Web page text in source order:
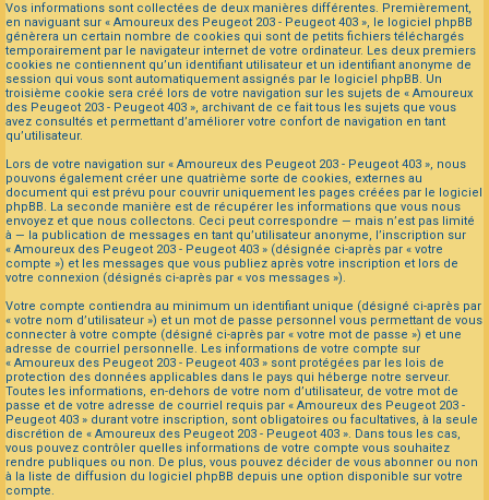
Vos informations sont collectées de deux manières différentes. Premièrement,
en naviguant sur « Amoureux des Peugeot 203 - Peugeot 403 », le logiciel phpBB
génèrera un certain nombre de cookies qui sont de petits fichiers téléchargés
temporairement par le navigateur internet de votre ordinateur. Les deux premiers
cookies ne contiennent qu’un identifiant utilisateur et un identifiant anonyme de
session qui vous sont automatiquement assignés par le logiciel phpBB. Un
troisième cookie sera créé lors de votre navigation sur les sujets de « Amoureux
des Peugeot 203 - Peugeot 403 », archivant de ce fait tous les sujets que vous
avez consultés et permettant d’améliorer votre confort de navigation en tant
qu’utilisateur.
Lors de votre navigation sur « Amoureux des Peugeot 203 - Peugeot 403 », nous
pouvons également créer une quatrième sorte de cookies, externes au
document qui est prévu pour couvrir uniquement les pages créées par le logiciel
phpBB. La seconde manière est de récupérer les informations que vous nous
envoyez et que nous collectons. Ceci peut correspondre — mais n’est pas limité
à — la publication de messages en tant qu’utilisateur anonyme, l’inscription sur
« Amoureux des Peugeot 203 - Peugeot 403 » (désignée ci-après par « votre
compte ») et les messages que vous publiez après votre inscription et lors de
votre connexion (désignés ci-après par « vos messages »).
Votre compte contiendra au minimum un identifiant unique (désigné ci-après par
« votre nom d’utilisateur ») et un mot de passe personnel vous permettant de vous
connecter à votre compte (désigné ci-après par « votre mot de passe ») et une
adresse de courriel personnelle. Les informations de votre compte sur
« Amoureux des Peugeot 203 - Peugeot 403 » sont protégées par les lois de
protection des données applicables dans le pays qui héberge notre serveur.
Toutes les informations, en-dehors de votre nom d’utilisateur, de votre mot de
passe et de votre adresse de courriel requis par « Amoureux des Peugeot 203 -
Peugeot 403 » durant votre inscription, sont obligatoires ou facultatives, à la seule
discrétion de « Amoureux des Peugeot 203 - Peugeot 403 ». Dans tous les cas,
vous pouvez contrôler quelles informations de votre compte vous souhaitez
rendre publiques ou non. De plus, vous pouvez décider de vous abonner ou non
à la liste de diffusion du logiciel phpBB depuis une option disponible sur votre
compte.